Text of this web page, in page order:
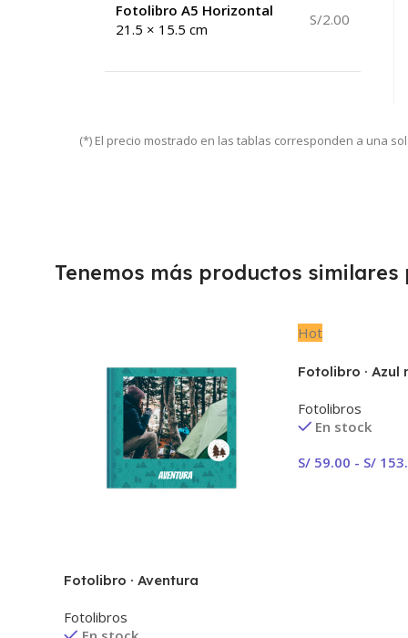
Fotolibro A5 Horizontal
21.5 × 15.5 cm
S/2.00
(*) El precio mostrado en las tablas corresponden a una
Tenemos más productos similares
Fotolibro · Aventura
Fotolibros
Hot
Fotolibro · Azul
Fotolibros
En stock
S/59.00 - S/